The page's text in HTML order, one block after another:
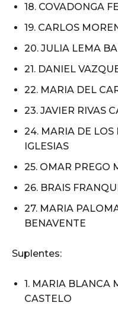
18. COVADONGA
19. CARLOS
20. JULIA LEMA
21. DANIEL
22. MARIA DEL
23. JAVIER RIVAS
24. MARIA DE LOS
IGLESIAS
25. OMAR PREGO
26. BRAIS
27. MARIA
BENAVENTE
Suplentes:
1. MARIA BLANCA
CASTELO